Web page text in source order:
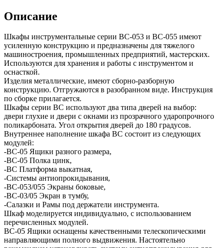
Описание
Шкафы инструментальные серии ВС-053 и ВС-055 имеют
усиленную конструкцию и предназначены для тяжелого
машиностроения, промышленных предприятий, мастерских.
Используются для хранения и работы с инструментом и
оснасткой.
Изделия металлические, имеют сборно-разборную
конструкцию. Отгружаются в разобранном виде. Инструкция
по сборке прилагается.
Шкафы серии ВС используют два типа дверей на выбор:
двери глухие и двери с окнами из прозрачного ударопрочного
поликарбоната. Угол открытия дверей до 180 градусов.
Внутреннее наполнение шкафа ВС состоит из следующих
модулей:
-ВC-05 Ящики разного размера,
-ВС-05 Полка цинк,
-ВС Платформа выкатная,
-Системы антиопрокидывания,
-ВС-053/055 Экраны боковые,
-ВС-03/05 Экран в тумбу,
-Салазки и Рамы под держатели инструмента.
Шкаф моделируется индивидуально, с использованием
перечисленных модулей.
ВС-05 Ящики оснащены качественными телескопическими
направляющими полного выдвижения. Настоятельно